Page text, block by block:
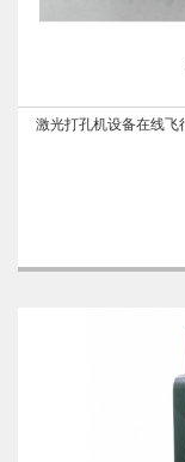
激光打孔机设备在线